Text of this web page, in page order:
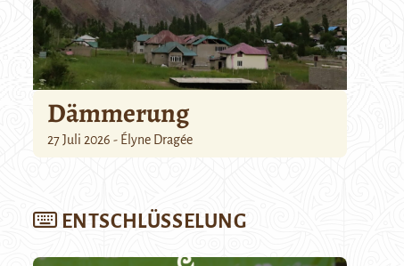
Dämmerung
27 Juli 2026 - Élyne Dragée
ENTSCHLÜSSELUNG